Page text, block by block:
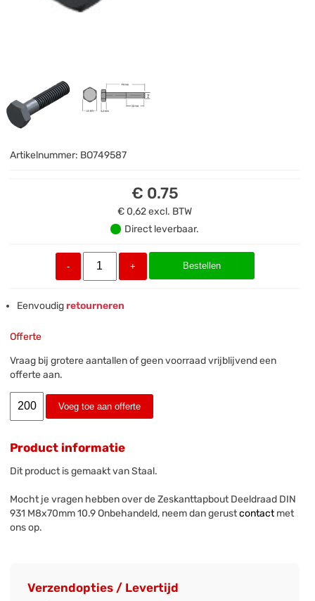
Artikelnummer: BO749587
€ 0.75
€ 0,62excl. BTW
Direct leverbaar.
- + Bestellen
Eenvoudigretourneren
Offerte
Vraag bij grotere aantallen of geen voorraad vrijblijvend een
offerte aan.
Voeg toe aan offerte
Product informatie
Dit product is gemaakt van Staal.
Mocht je vragen hebben over de Zeskanttapbout Deeldraad DIN
931 M8x70mm 10.9 Onbehandeld, neem dan gerustcontactmet
ons op.
Verzendopties / Levertijd